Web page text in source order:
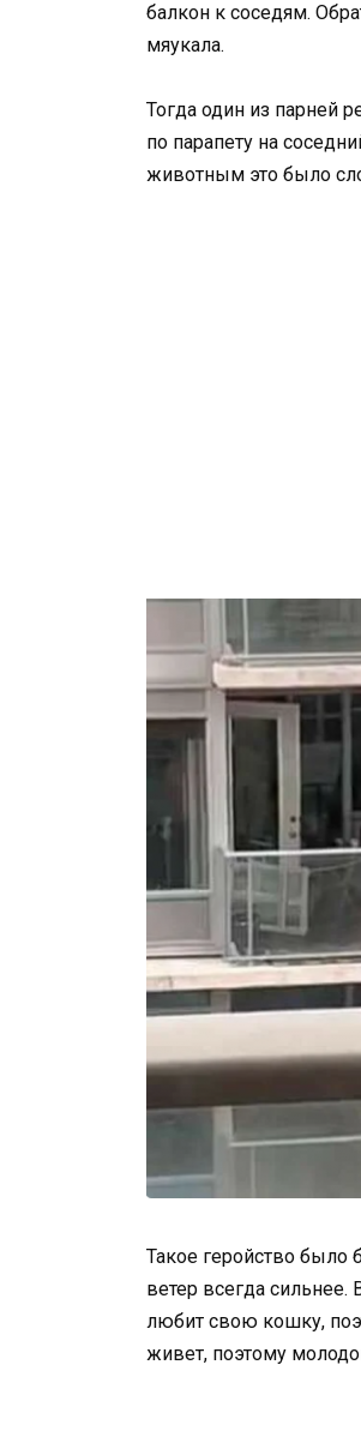
балкон к соседям.
мяукала.
Тогда один из парней
по парапету на
животным это было
Такое геройство было
ветер всегда
любит свою кошку,
живет, поэтому